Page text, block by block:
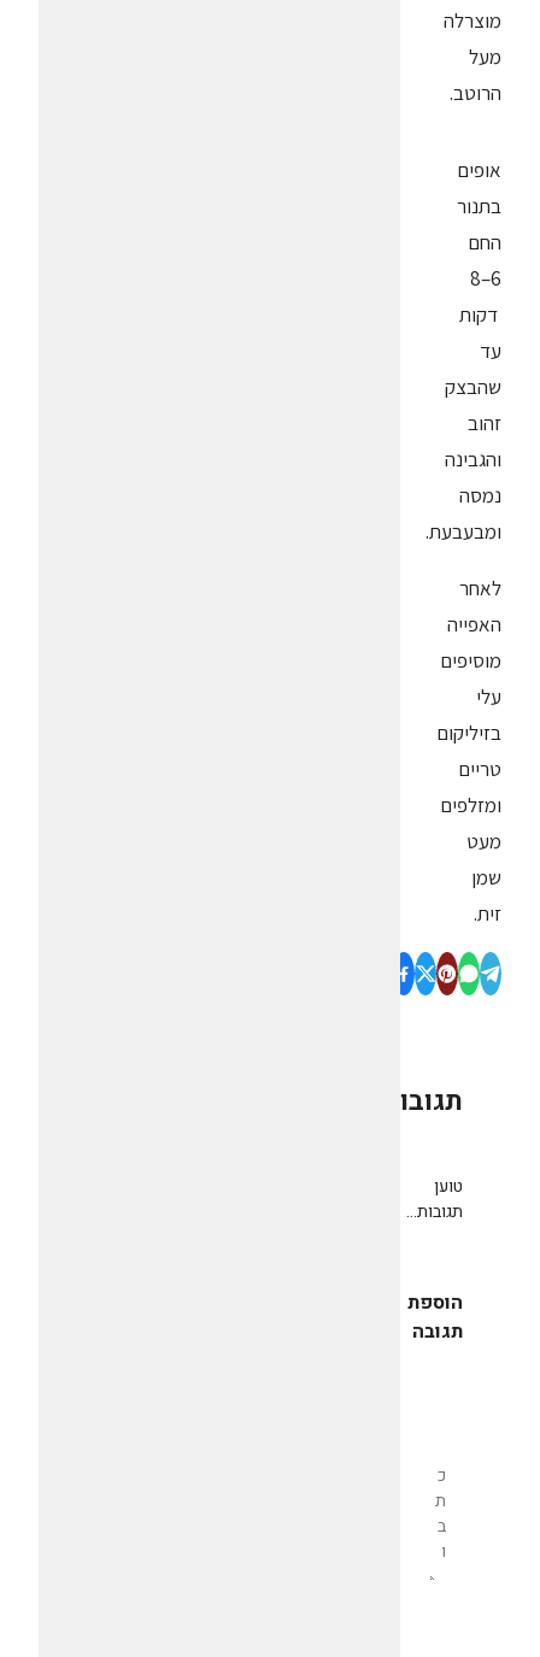
מוצרלה
מעל
הרוטב.
אופים
בתנור
החם
6–8
דקות
עד
שהבצק
זהוב
והגבינה
נמסה
ומבעבעת.
לאחר
האפייה
מוסיפים
עלי
בזיליקום
טריים
ומזלפים
מעט
שמן
זית.
תגובות
טוען
תגובות...
הוספת
תגובה